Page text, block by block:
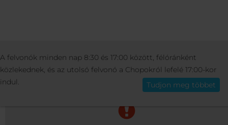
Magyar
SKI SCHOOL & RENTAL
SZOLGÁLTATÁS
SZERVIZ LÚČKY
A felvonók minden nap 8:30 és 17:00 között, félóránként
közlekednek, és az utolsó felvonó a Chopokról lefelé 17:00-kor
indul.
Tudjon meg többet